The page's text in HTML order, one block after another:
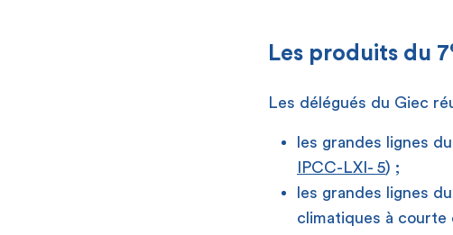
Les produits du 7
Les délégués du Giec
les grandes lignes
IPCC-LXI- 5) ;
les grandes lignes
climatiques à courte